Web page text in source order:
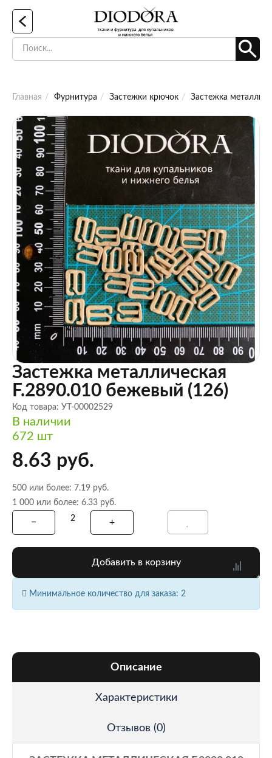
Главная Фурнитура Застежки крючок Застежка
Застежка металлическая
F.2890.010 бежевый (126)
Код товара: УТ-00002529
В наличии
672 шт
8.63 руб.
500 или более: 7.19 руб.
1 000 или более: 6.33 руб.
Добавить в корзину
Минимальное количество для заказа: 2
Описание
Характеристики
Отзывов (0)